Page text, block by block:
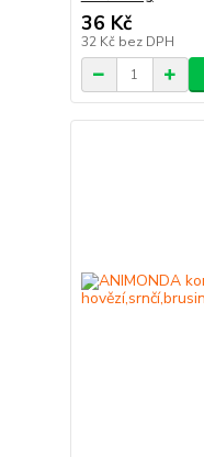
36 Kč
32 Kč bez DPH